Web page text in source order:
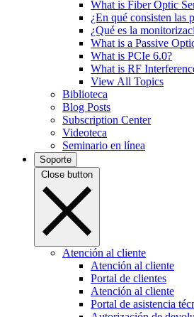
What is Fiber Optic
¿En qué consisten las
¿Qué es la
What is a Passive
What is PCIe 6.0?
What is RF
View All Topics
Biblioteca
Blog Posts
Subscription Center
Videoteca
Seminario en línea
Soporte
Close button
Atención al cliente
Atención al cliente
Portal de clientes
Atención al cliente
Portal de asistencia